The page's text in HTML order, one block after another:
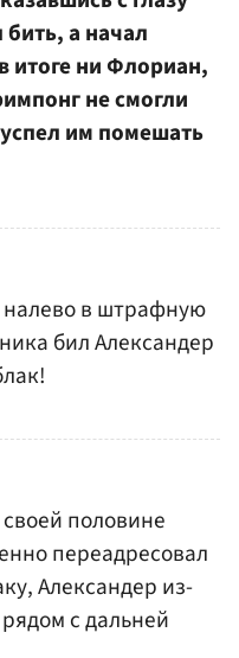
бить, а начал
итоге ни Флориан,
не смогли
им помешать
в штрафную
бил Александер
половине
переадресовал
Александер из-
с дальней